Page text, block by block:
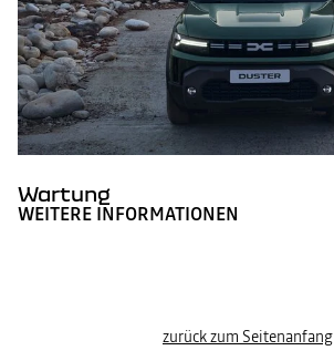
Wartung
WEITERE INFORMATIONEN
zurück zum Seitenanfang